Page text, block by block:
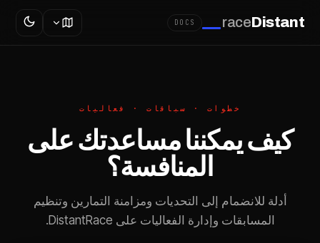
Distant
race
DOCS
خطوات · سباقات · فعاليات
كيف يمكننا مساعدتك على
المنافسة؟
أدلة للانضمام إلى التحديات ومزامنة التمارين وتنظيم
المسابقات وإدارة الفعاليات على DistantRace.